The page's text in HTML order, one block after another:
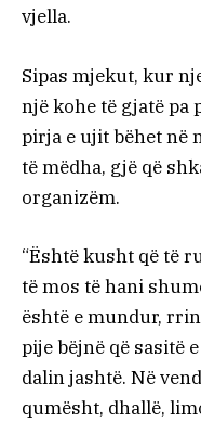
vjella.
Sipas mjekut, kur
një kohe të gjatë pa
pirja e ujit bëhet në
të mëdha, gjë që
organizëm.
“Është kusht që të
të mos të hani
është e mundur,
pije bëjnë që sasitë
dalin jashtë. Në
qumësht, dhallë,